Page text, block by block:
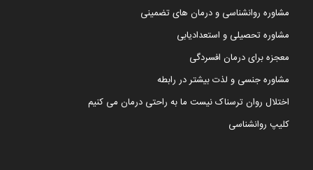
مشاوره روانشناسی و درمان های تضمینی
مشاوره تحصیلی و استعدادیابی
معجزه برای درمان افسردگی
مشاوره جنسی و لذت بیشتر در رابطه
اختلال روان ترسناک نیست ما به راحتی درمان می کنیم
کلیپ روانشناسی